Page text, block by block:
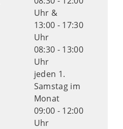
Uhr &
13:00 - 17:30
Uhr
08:30 - 13:00
Uhr
jeden 1.
Samstag im
Monat
09:00 - 12:00
Uhr